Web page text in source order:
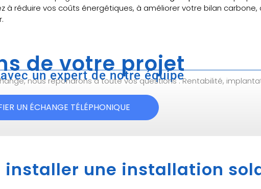
à réduire vos coûts énergétiques, à améliorer votre bilan
de votre projet
un expert de notre équipe
nous répondrons à toute vos questions : Rentabilité,
UN ÉCHANGE TÉLÉPHONIQUE
installer une installation